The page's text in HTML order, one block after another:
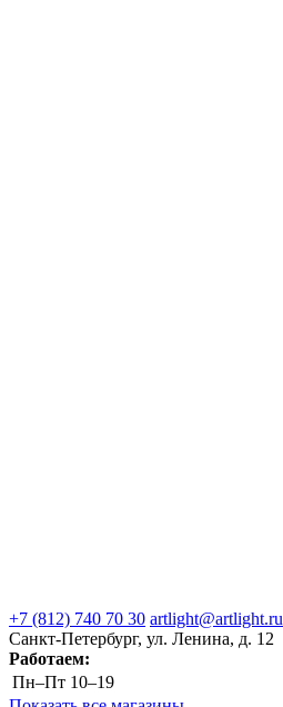
+7 (812) 740 70 30 artlight@artlight.ru
Санкт-Петербург, ул. Ленина, д. 12
Работаем:
Пн–Пт 10–19